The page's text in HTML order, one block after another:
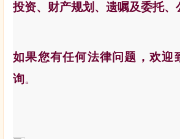
投资、财产规划、遗嘱及委托、
如果您有任何法律问题，欢迎
询。